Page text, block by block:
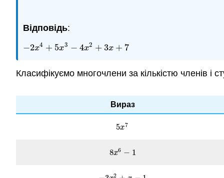
Відповідь:
−2x4 + 5x3 − 4x2 + 3x + 7
−2x4 +5 x3− 4x 2+3 x+ 7
Класифікуємо многочлени за кількістю членів і
Вираз
5x7
5x7
8x6 − 1
8x6 −1
2